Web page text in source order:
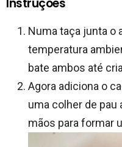
Numa taça junta o
temperatura
bate ambos até
Agora adiciona o
uma colher de pau
mãos para formar